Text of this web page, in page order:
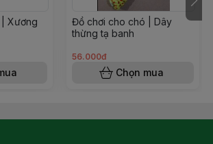
Xương
Đồ chơi cho chó | Dây
thừng tạ banh
56.000đ
Chọn mua